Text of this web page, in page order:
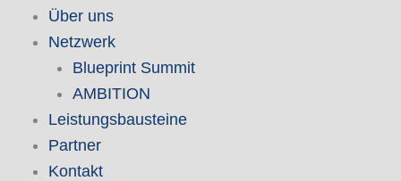
Über uns
Netzwerk
Blueprint Summit
AMBITION
Leistungsbausteine
Partner
Kontakt